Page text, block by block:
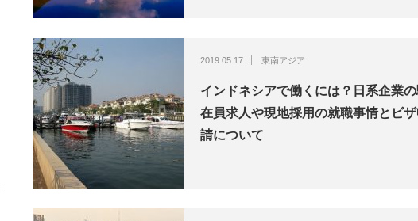
2019.05.17 東南アジア
インドネシアで働くには？日系企業
在員求人や現地採用の就職事情とビザ
請について